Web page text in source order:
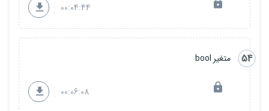
00:04:44
54 متغیر bool
00:06:08